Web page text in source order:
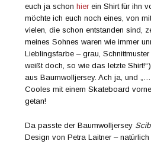
euch ja schonhier ein Shirt für ihn
möchte ich euch noch eines, von
vielen, die schon entstanden sind,
meines Sohnes waren wie immer
Lieblingsfarbe – grau,
weißt doch, so wie das letzte
aus Baumwolljersey. Ach ja, und
Cooles mit einem Skateboard
getan!
Da passte der Baumwolljersey
Design von Petra Laitner –